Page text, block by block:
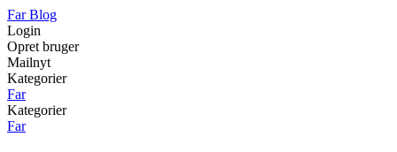
Far Blog
Login
Opret bruger
Mailnyt
Kategorier
Far
Kategorier
Far